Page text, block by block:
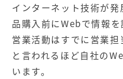
インターネット技術が
品購入前にWebで情報
営業活動はすでに営業
と言われるほど自社の
います。